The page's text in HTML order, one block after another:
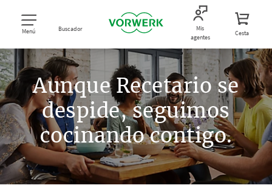
Menú Buscador
Mis
agentes
Cesta
Aunque Recetario se
despide, seguimos
cocinando contigo.